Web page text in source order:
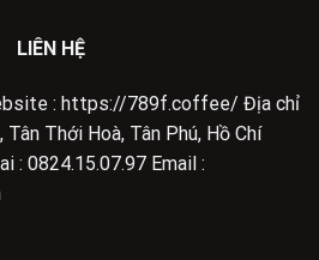
LIÊN HỆ
: https://789f.coffee/ Địa chỉ
Thới Hoà, Tân Phú, Hồ Chí
: 0824.15.07.97 Email :